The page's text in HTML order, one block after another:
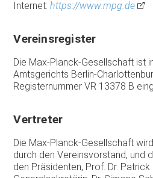
Internet:https://www.mpg.de
Vereinsregister
Die Max-Planck-Gesellschaft ist
Amtsgerichts Berlin-
Registernummer VR 13378 B
Vertreter
Die Max-Planck-Gesellschaft
durch den Vereinsvorstand, und
den Präsidenten, Prof. Dr. Patrick